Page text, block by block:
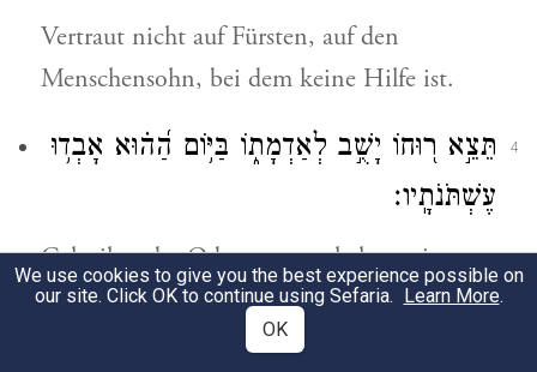
Vertraut nicht auf Fürsten, auf den
Menschensohn, bei dem keine Hilfe ist.
4
תֵּצֵ֣א ר֭וּחוֹ יָשֻׁ֣ב לְאַדְמָת֑וֹ בַּיּ֥וֹם הַ֝ה֗וּא אָבְד֥וּ
עֶשְׁתֹּנֹתָֽיו׃
Geht ihm der Odem aus, so kehrt er in
seine Erde zurück. Am selbigen Tage sind
hin seine Anschläge.
We use cookies to give you the best experience possible on
our site. Click OK to continue using Sefaria. Learn More.
OK